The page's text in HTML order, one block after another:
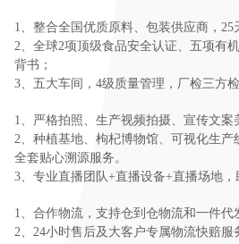
1、整合全国优质原料、包装供应商，25
2、全球2项顶级食品安全认证、五项有
背书；
3、五大车间，4级质量管理，厂检三方
1、严格拍照、生产视频拍摄、宣传文案
2、种植基地、枸杞博物馆、可视化生产
全套贴心溯源服务。
3、专业直播团队+直播设备+直播场地，
1、合作物流，支持仓到仓物流和一件代
2、24小时售后及大客户专属物流快赔服